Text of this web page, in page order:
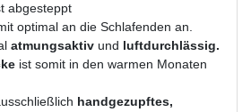
abgesteppt
optimal an die Schlafenden an.
atmungsaktiv und luftdurchlässig.
ist somit in den warmen Monaten
handgezupftes,